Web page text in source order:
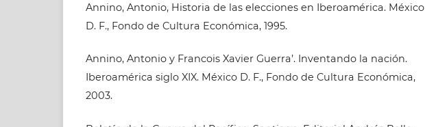
Annino, Antonio, Historia de las elecciones en Iberoamérica. México
D. F., Fondo de Cultura Económica, 1995.
Annino, Antonio y Francois Xavier Guerra’. Inventando la nación.
Iberoamérica siglo XIX. México D. F., Fondo de Cultura Económica,
2003.